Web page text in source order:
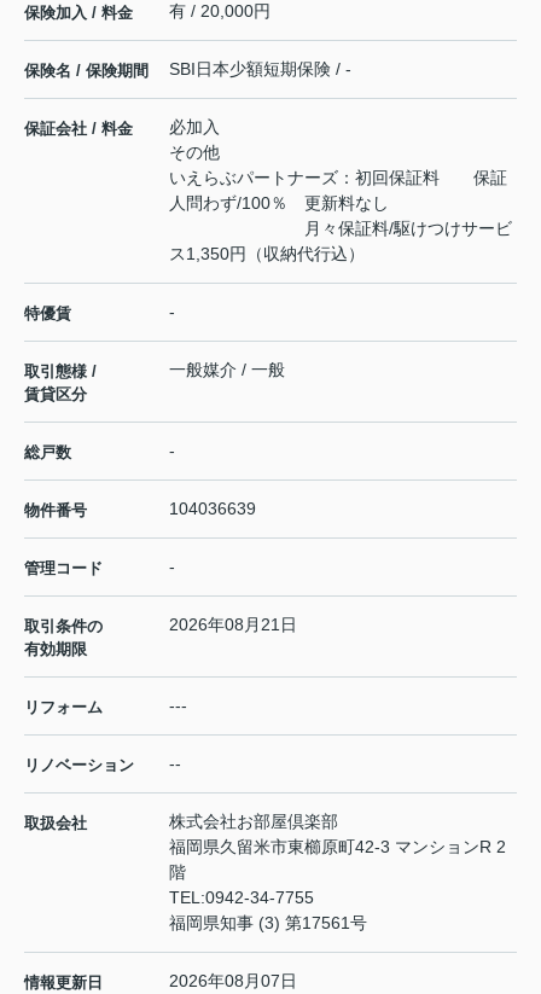
保険加入 / 料金 有 / 20,000円
保険名 / 保険期間 SBI日本少額短期保険 / -
保証会社 / 料金
必加入
その他
いえらぶパートナーズ：初回保証料 保証
人問わず/100％ 更新料なし
月々保証料/駆けつけサービ
ス1,350円（収納代行込）
特優賃 -
取引態様 /
賃貸区分
一般媒介 / 一般
総戸数 -
物件番号 104036639
管理コード -
取引条件の
有効期限
2026年08月21日
リフォーム ---
リノベーション --
取扱会社
株式会社お部屋倶楽部
福岡県久留米市東櫛原町42-3 マンションR 2
階
TEL:0942-34-7755
福岡県知事 (3) 第17561号
情報更新日 2026年08月07日